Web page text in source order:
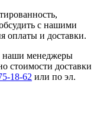
с нашими
оплаты и доставки.
наши менеджеры
стоимости доставки
18-62 или по эл.